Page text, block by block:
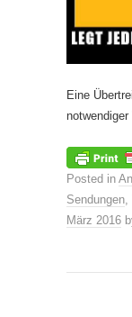
Eine
notwendiger
Posted in
Sendungen
März 2016